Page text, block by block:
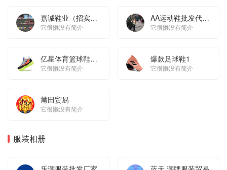
嘉诚鞋业（招实力
代理）
它很懒没有简介
AA运动鞋批发代理
👟👟
它很懒没有简介
亿星体育篮球鞋专
业批发供图号
它很懒没有简介
爆款足球鞋1
它很懒没有简介
莆田贸易
它很懒没有简介
服装相册